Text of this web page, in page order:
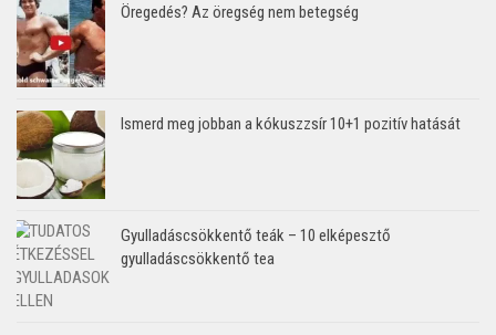
Öregedés? Az öregség nem betegség
Ismerd meg jobban a kókuszzsír 10+1 pozitív hatását
Gyulladáscsökkentő teák – 10 elképesztő
gyulladáscsökkentő tea